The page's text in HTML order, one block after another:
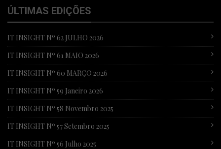
ÚLTIMAS EDIÇÕES
IT INSIGHT Nº 62 JULHO 2026
IT INSIGHT Nº 61 MAIO 2026
IT INSIGHT Nº 60 MARÇO 2026
IT INSIGHT Nº 59 Janeiro 2026
IT INSIGHT Nº 58 Novembro 2025
IT INSIGHT Nº 57 Setembro 2025
IT INSIGHT Nº 56 Julho 2025